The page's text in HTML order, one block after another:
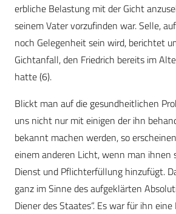
erbliche Belastung mit der Gicht
seinem Vater vorzufinden war. Selle,
noch Gelegenheit sein wird, berichtet
Gichtanfall, den Friedrich bereits im
hatte (6).
Blickt man auf die gesundheitlichen
uns nicht nur mit einigen der ihn
bekannt machen werden, so
einem anderen Licht, wenn man ihnen
Dienst und Pflichterfüllung hinzufügt.
ganz im Sinne des aufgeklärten
Diener des Staates“. Es war für ihn